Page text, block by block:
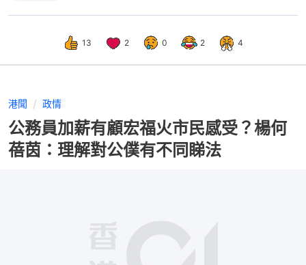
13 2 0 2 4
港聞 政情
公務員加薪有顧宏福火市民感受？楊何
蓓茵：理解對公僕有不同睇法